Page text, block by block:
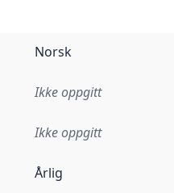
Norsk
Ikke oppgitt
Ikke oppgitt
Årlig